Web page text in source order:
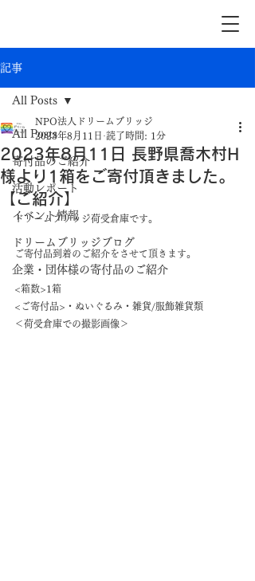
記事
All Posts
寄付品のご紹介
活動レポート
イベント情報
ドリームブリッジブログ
企業・団体様の寄付品のご紹介
All Posts
2023年8月11日 長野県喬木村H
様より1箱をご寄付頂きました。
【ご紹介】
NPO法人ドリームブリッジ
2023年8月11日 読了時間: 1分
ドリームブリッジ荷受倉庫です。
ご寄付品到着のご紹介をさせて頂きます。
<箱数>1箱
<ご寄付品>・ぬいぐるみ・雑貨/服飾雑貨類
＜荷受倉庫での撮影画像＞